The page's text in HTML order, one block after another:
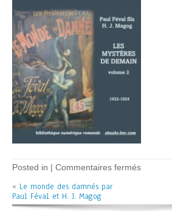
Posted in | Commentaires ferméssur
damnés
« Le monde des damnés par
Paul Féval et H. J. Magog